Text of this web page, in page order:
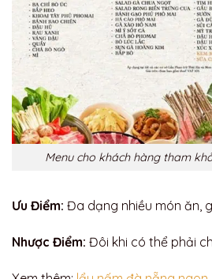
Menu cho khách hàng tham
Ưu Điểm: Đa dạng nhiều món ăn,
Nhược Điểm: Đôi khi có thể phải